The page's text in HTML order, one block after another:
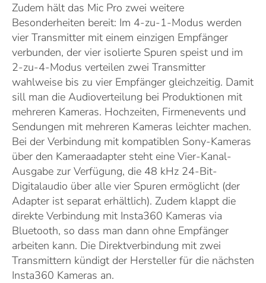
Zudem hält das Mic Pro zwei weitere
Besonderheiten bereit: Im 4-zu-1-Modus werden
vier Transmitter mit einem einzigen Empfänger
verbunden, der vier isolierte Spuren speist und im
2-zu-4-Modus verteilen zwei Transmitter
wahlweise bis zu vier Empfänger gleichzeitig. Damit
sill man die Audioverteilung bei Produktionen mit
mehreren Kameras. Hochzeiten, Firmenevents und
Sendungen mit mehreren Kameras leichter machen.
Bei der Verbindung mit kompatiblen Sony-Kameras
über den Kameraadapter steht eine Vier-Kanal-
Ausgabe zur Verfügung, die 48 kHz 24-Bit-
Digitalaudio über alle vier Spuren ermöglicht (der
Adapter ist separat erhältlich). Zudem klappt die
direkte Verbindung mit Insta360 Kameras via
Bluetooth, so dass man dann ohne Empfänger
arbeiten kann. Die Direktverbindung mit zwei
Transmittern kündigt der Hersteller für die nächsten
Insta360 Kameras an.